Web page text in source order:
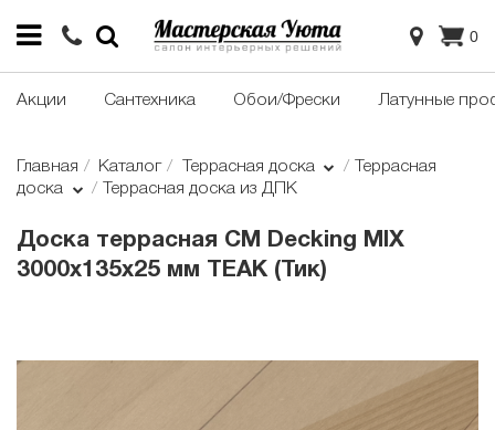
0
Акции Сантехника Обои/Фрески Латунные
Главная Каталог Террасная доска
Террасная
доска
Террасная доска из ДПК
Доска террасная CM Decking MIX
3000х135х25 мм TEAK (Тик)